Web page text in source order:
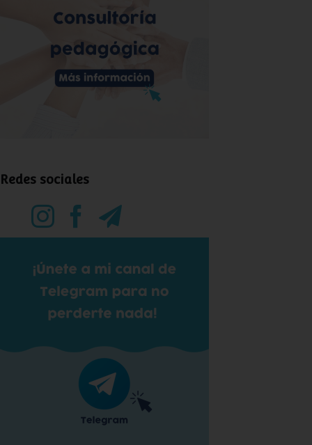
Redes sociales